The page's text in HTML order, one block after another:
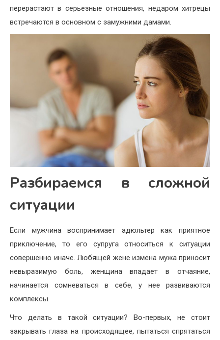
Недвижимость
перерастают в серьезные отношения, недаром хитрецы
встречаются в основном с замужними дамами.
Разбираемся в сложной
ситуации
Если мужчина воспринимает адюльтер как приятное
приключение, то его супруга относиться к ситуации
совершенно иначе. Любящей жене измена мужа приносит
невыразимую боль, женщина впадает в отчаяние,
начинается сомневаться в себе, у нее развиваются
комплексы.
Что делать в такой ситуации? Во-первых, не стоит
закрывать глаза на происходящее, пытаться спрятаться